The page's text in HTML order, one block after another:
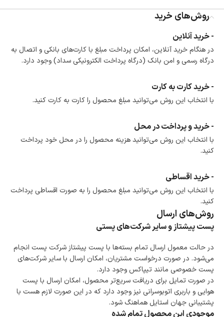
تا 14 روز پس از تحویل کالا می‌توانید آن را برگشت دهید.
امکان پرداخت در محل
در هنگام خرید محصول، امکان انتخاب پرداخت در محل
وجود دارد.
امکان پرداخت اقساطی
است.
ضمانت اصالت کالا
گارانتی معتبر برای تمامی محصولات ارائه می‌شود.
روش‌های خرید
- خرید آنلاین
در هنگام خرید آنلاین، امکان پرداخت مبلغ با کارت‌های بانکی و اتصال به
درگاه رسمی و امن بانک (درگاه پرداخت الکترونیکی سداد) وجود دارد.
- خرید کارت به کارت
با انتخاب این روش می‌توانید مبلغ محصول را کارت به کارت کنید.
- خرید و پرداخت در محل
با انتخاب این روش می‌توانید هزینه محصول را در محل خود پرداخت
کنید.
- خرید اقساطی
با انتخاب این روش می‌توانید مبلغ محصول را به صورت اقساطی پرداخت
کنید.
روش‌های ارسال
پست پیشتاز و سایر شرکت‌های پستی
در حالت معمول ارسال تمام بسته‌ها با پست پیشتاز شرکت پست انجام
می‌شود. در صورت درخواست مشتریان، امکان ارسال با سایر شرکت‌های
پست خصوصی مانند تیپاکس وجود دارد.
در صورت تمایل برای دریافت سریع‌تر محصول، امکان ارسال با پست
هوایی و باربری اتوبوسرانی نیز وجود دارد که در این صورت لازم هست با
پشتیبانی جهان استایل هماهنگ شود.
موجودی این محصول تمام شده